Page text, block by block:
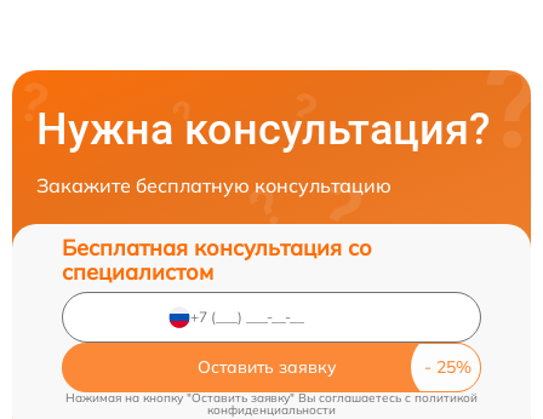
Нужна консультация?
Закажите бесплатную консультацию
Бесплатная консультация со
специалистом
Оставить заявку
Нажимая на кнопку "Оставить заявку" Вы соглашаетесь cполитикой
конфиденциальности